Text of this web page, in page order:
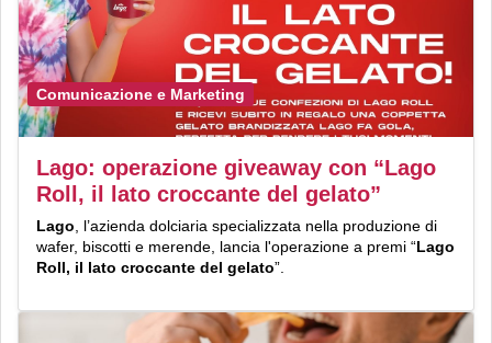
Comunicazione e Marketing
Lago: operazione giveaway con “Lago
Roll, il lato croccante del gelato”
Lago , l’azienda dolciaria specializzata nella produzione di
wafer, biscotti e merende, lancia l'operazione a premi “Lago
Roll, il lato croccante del gelato”.